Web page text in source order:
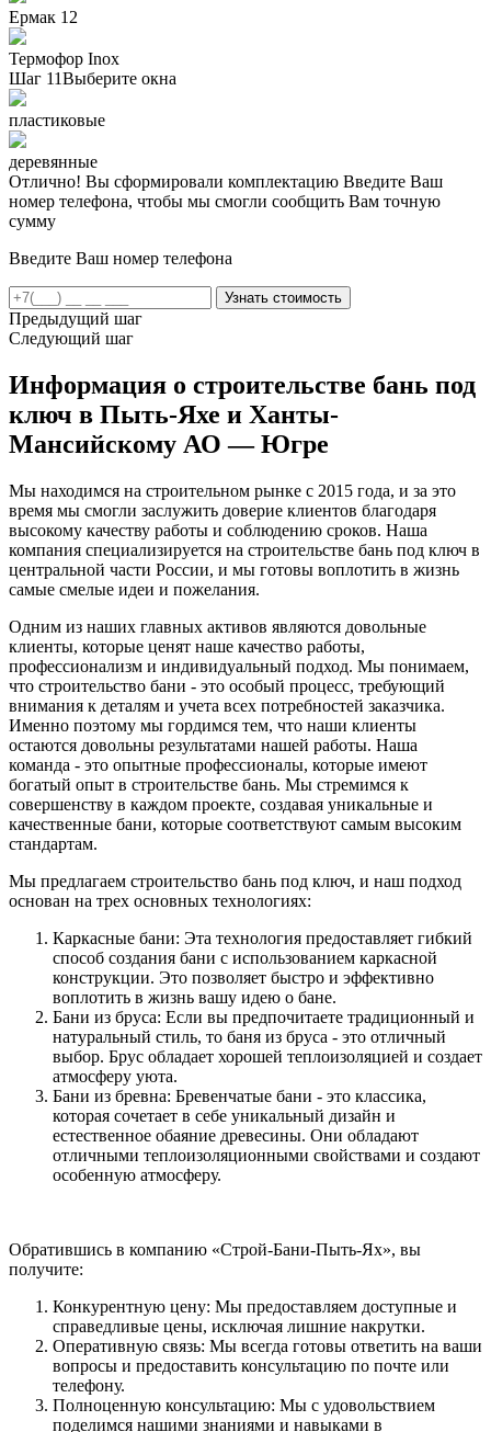
Ермак 12
Термофор Inox
Шаг 11Выберите окна
пластиковые
деревянные
Отлично! Вы сформировали комплектацию Введите Ваш
номер телефона, чтобы мы смогли сообщить Вам точную
сумму
Введите Ваш номер телефона
Предыдущий шаг
Следующий шаг
Информация о строительстве бань под
ключ в Пыть-Яхе и Ханты-
Мансийскому АО — Югре
Мы находимся на строительном рынке с 2015 года, и за это
время мы смогли заслужить доверие клиентов благодаря
высокому качеству работы и соблюдению сроков. Наша
компания специализируется на строительстве бань под ключ в
центральной части России, и мы готовы воплотить в жизнь
самые смелые идеи и пожелания.
Одним из наших главных активов являются довольные
клиенты, которые ценят наше качество работы,
профессионализм и индивидуальный подход. Мы понимаем,
что строительство бани - это особый процесс, требующий
внимания к деталям и учета всех потребностей заказчика.
Именно поэтому мы гордимся тем, что наши клиенты
остаются довольны результатами нашей работы. Наша
команда - это опытные профессионалы, которые имеют
богатый опыт в строительстве бань. Мы стремимся к
совершенству в каждом проекте, создавая уникальные и
качественные бани, которые соответствуют самым высоким
стандартам.
Мы предлагаем строительство бань под ключ, и наш подход
основан на трех основных технологиях:
Каркасные бани: Эта технология предоставляет гибкий
способ создания бани с использованием каркасной
конструкции. Это позволяет быстро и эффективно
воплотить в жизнь вашу идею о бане.
Бани из бруса: Если вы предпочитаете традиционный и
натуральный стиль, то баня из бруса - это отличный
выбор. Брус обладает хорошей теплоизоляцией и создает
атмосферу уюта.
Бани из бревна: Бревенчатые бани - это классика,
которая сочетает в себе уникальный дизайн и
естественное обаяние древесины. Они обладают
отличными теплоизоляционными свойствами и создают
особенную атмосферу.
Обратившись в компанию «Строй-Бани-Пыть-Ях», вы
получите:
Конкурентную цену: Мы предоставляем доступные и
справедливые цены, исключая лишние накрутки.
Оперативную связь: Мы всегда готовы ответить на ваши
вопросы и предоставить консультацию по почте или
телефону.
Полноценную консультацию: Мы с удовольствием
поделимся нашими знаниями и навыками в